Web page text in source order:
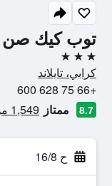
توب كيك
3 نجوم
كرابي، تايلاند
+66 75 628 600
8.7 ممتاز 1,549 من التقييمات تم التحقق منها
ح 16/8